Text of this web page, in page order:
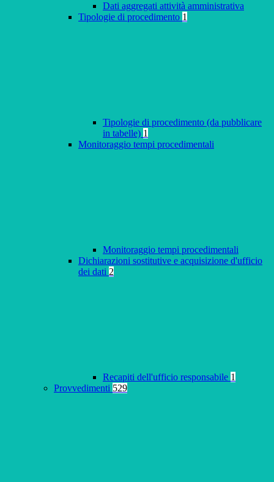
Dati aggregati attività amministrativa
Tipologie di procedimento 1
Tipologie di procedimento (da pubblicare
in tabelle) 1
Monitoraggio tempi procedimentali
Monitoraggio tempi procedimentali
Dichiarazioni sostitutive e acquisizione d'ufficio
dei dati 2
Recapiti dell'ufficio responsabile 1
Provvedimenti 529